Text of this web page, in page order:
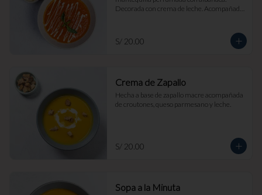
Decorada con crema de leche. Acompañada
S/ 20.00
Crema de Zapallo
Hecha a base de zapallo macre acompañada
de croutones, queso parmesano y leche.
S/ 20.00
Sopa a la Minuta